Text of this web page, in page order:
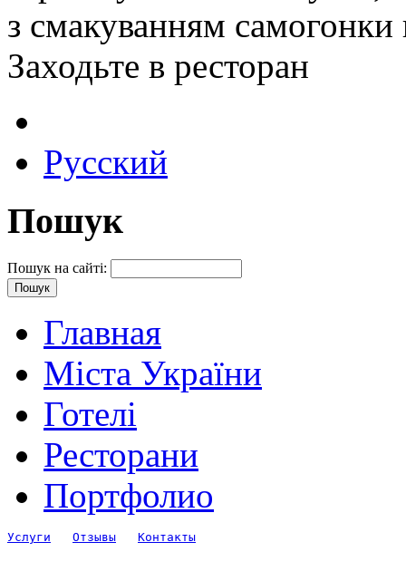
з смакуванням самогонки
Заходьте в ресторан
Русский
Пошук
Пошук на сайті:
Главная
Міста України
Готелі
Ресторани
Портфолио
Услуги Отзывы Контакты